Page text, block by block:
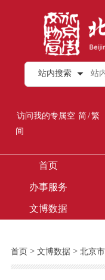
站内搜索
访问我的专属空
间
简/繁
首页
办事服务
文博数据
首页> 文博数据> 北京